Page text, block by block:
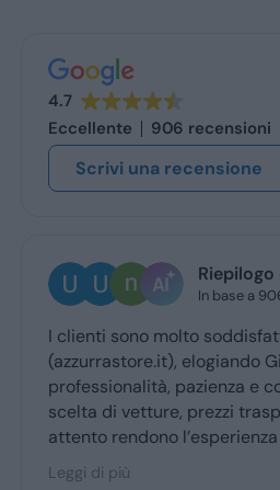
4.7
Eccellente
906 recensioni
Scrivi una recensione
Riepilogo
In base a
I clienti sono molto
(azzurrastore.it), elogiando
professionalità, pazienza e
scelta di vetture, prezzi
attento rendono
piacevole per la maggior
Leggi di più